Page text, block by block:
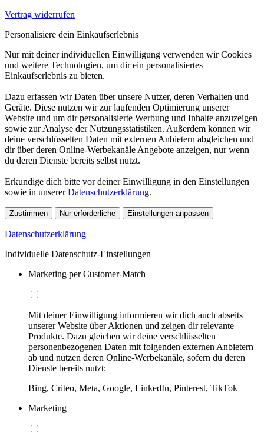
Vertrag widerrufen
Personalisiere dein Einkaufserlebnis
Nur mit deiner individuellen Einwilligung verwenden wir Cookies
und weitere Technologien, um dir ein personalisiertes
Einkaufserlebnis zu bieten.
Dazu erfassen wir Daten über unsere Nutzer, deren Verhalten und
Geräte. Diese nutzen wir zur laufenden Optimierung unserer
Website und um dir personalisierte Werbung und Inhalte anzuzeigen
sowie zur Analyse der Nutzungsstatistiken. Außerdem können wir
deine verschlüsselten Daten mit externen Anbietern abgleichen und
dir über deren Online-Werbekanäle Angebote anzeigen, nur wenn
du deren Dienste bereits selbst nutzt.
Erkundige dich bitte vor deiner Einwilligung in den Einstellungen
sowie in unsererDatenschutzerklärung.
Zustimmen Nur erforderliche Einstellungen anpassen
Datenschutzerklärung
Individuelle Datenschutz-Einstellungen
Marketing per Customer-Match
Mit deiner Einwilligung informieren wir dich auch abseits
unserer Website über Aktionen und zeigen dir relevante
Produkte. Dazu gleichen wir deine verschlüsselten
personenbezogenen Daten mit folgenden externen Anbietern
ab und nutzen deren Online-Werbekanäle, sofern du deren
Dienste bereits nutzt:
Bing, Criteo, Meta, Google, LinkedIn, Pinterest, TikTok
Marketing